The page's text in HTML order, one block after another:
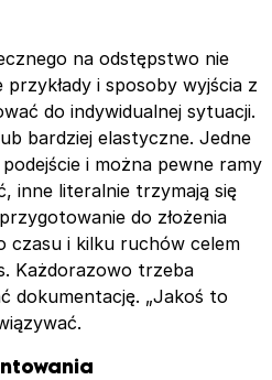
na odstępstwo nie
i sposoby wyjścia z
do indywidualnej sytuacji.
bardziej elastyczne. Jedne
i można pewne ramy
inne literalnie trzymają się
do złożenia
czasu i kilku ruchów celem
Każdorazowo trzeba
dokumentację. „Jakoś to